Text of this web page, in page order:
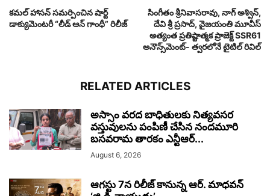
కమల్ హాసన్ సమర్పించిన షార్ట్
డాక్యుమెంటరీ “లీడ్ ఆన్ గాంధీ” రిలీజ్
సింగీతం శ్రీనివాసరావు, నాగ్ అశ్విన్,
దేవి శ్రీ ప్రసాద్, వైజయంతి మూవీస్
అత్యంత ప్రతిష్టాత్మక ప్రాజెక్ట్ SSR61
అనౌన్స్‌మెంట్- త్వరలోనే టైటిల్ రివిల్
RELATED ARTICLES
అస్సాం వరద బాధితులకు నిత్యవసర
వస్తువులను పంపిణీ చేసిన నందమూరి
బసవరామ తారకం ఎన్టీఆర్...
August 6, 2026
ఆగస్టు 7న రిలీజ్ కానున్న ఆర్‌. మాధవన్‌